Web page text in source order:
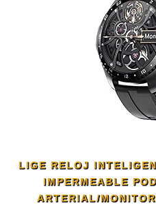
LIGE RELOJ
IMPERMEABLE
ARTERIAL/